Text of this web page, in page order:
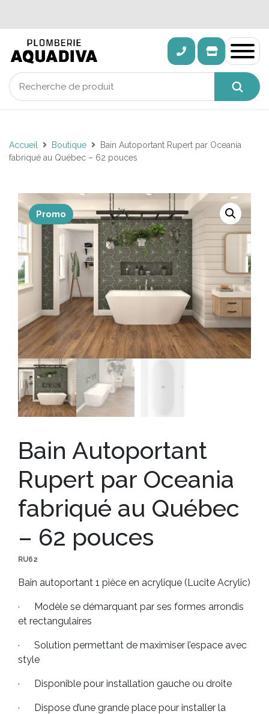
Accueil Boutique
Bain Autoportant Rupert par Oceania
fabriqué au Québec – 62 pouces
Promo
Bain Autoportant
Rupert par Oceania
fabriqué au Québec
– 62 pouces
RU62
Bain autoportant 1 pièce en acrylique (Lucite Acrylic)
· Modèle se démarquant par ses formes arrondis
et rectangulaires
· Solution permettant de maximiser l’espace avec
style
· Disponible pour installation gauche ou droite
· Dispose d’une grande place pour installer la